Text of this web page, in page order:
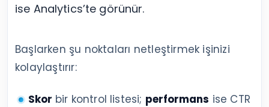
ise Analytics’te görünür.
Başlarken şu noktaları netleştirmek işinizi
kolaylaştırır:
Skor bir kontrol listesi; performans ise CTR